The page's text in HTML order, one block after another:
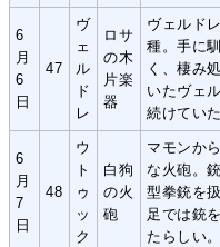
6
月
6
日
47
ヴ
ェ
ル
ド
レ
ロサ
の木
片楽
器
ヴェルド
種。手に
く、棲み
いたヴェ
続けていた
6
月
7
日
48
ウ
ト
ゥ
ッ
ク
白狗
の火
砲
マモンか
な火砲。
型拳銃を
足では銃
たらしい。